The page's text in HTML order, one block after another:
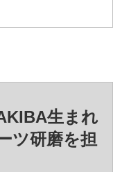
生まれ
ツ研磨を担